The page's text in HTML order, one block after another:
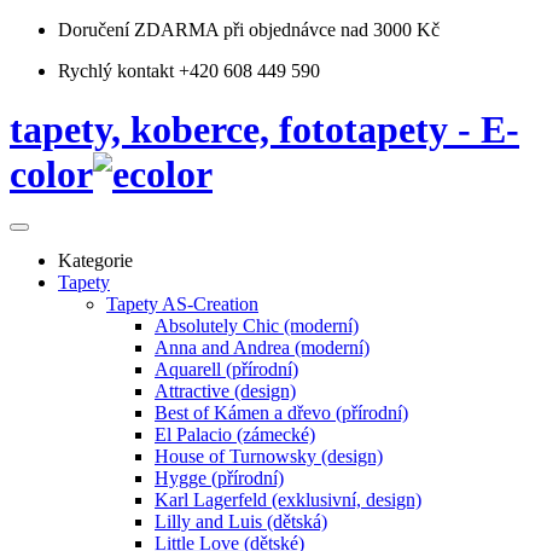
Doručení ZDARMA při objednávce nad 3000 Kč
Rychlý kontakt +420 608 449 590
tapety, koberce, fototapety - E-
color
Kategorie
Tapety
Tapety AS-Creation
Absolutely Chic (moderní)
Anna and Andrea (moderní)
Aquarell (přírodní)
Attractive (design)
Best of Kámen a dřevo (přírodní)
El Palacio (zámecké)
House of Turnowsky (design)
Hygge (přírodní)
Karl Lagerfeld (exklusivní, design)
Lilly and Luis (dětská)
Little Love (dětské)